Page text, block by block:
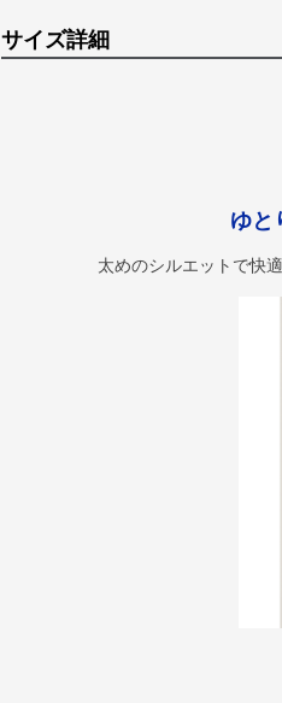
サイズ詳細
ゆと
太めのシルエットで快